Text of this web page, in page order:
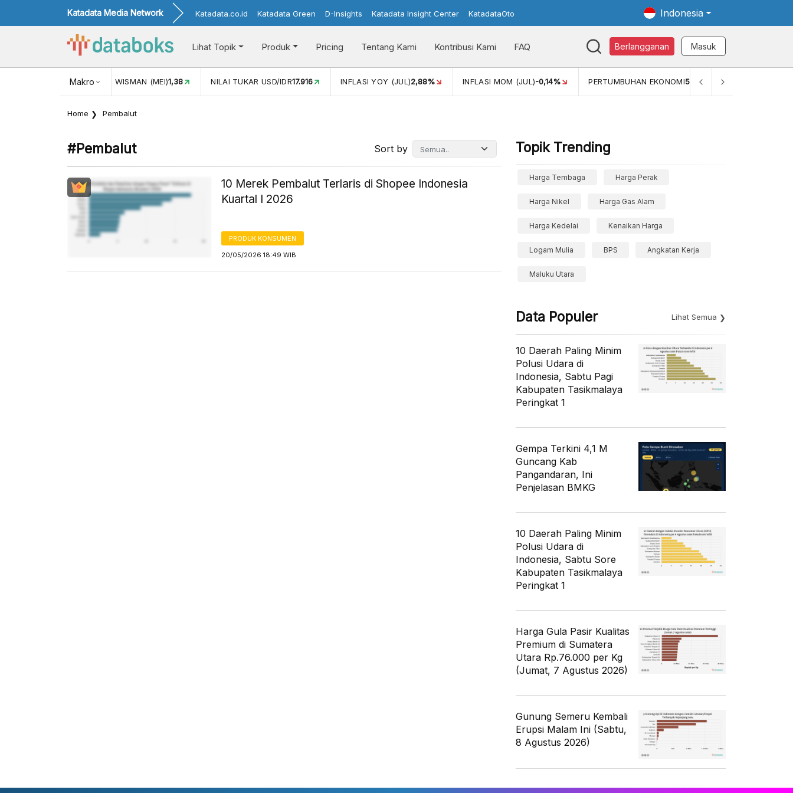
Katadata Media Network Katadata.co.id Katadata Green D-Insights Katadata Insight Center KatadataOto Indonesia
Lihat Topik Produk Pricing Tentang Kami Kontribusi Kami FAQ Berlangganan Masuk
Makro
KUNJUNGAN WISMAN (MEI)1,38 NILAI TUKAR USD/IDR17.916 INFLASI YOY (JUL)2,88% INFLASI MOM (JUL)-0,14% PERTUMBUHAN EKONOMI5,11%
Home Pembalut
#pembalut Sort by
10 Merek Pembalut Terlaris di Shopee Indonesia
Kuartal I 2026
PRODUK KONSUMEN
20/05/2026 18:49 WIB
Topik Trending
Harga Tembaga Harga Perak
Harga Nikel Harga Gas Alam
Harga Kedelai Kenaikan Harga
Logam Mulia BPS Angkatan Kerja
Maluku Utara
Data Populer Lihat Semua
10 Daerah Paling Minim
Polusi Udara di
Indonesia, Sabtu Pagi
Kabupaten Tasikmalaya
Peringkat 1
Gempa Terkini 4,1 M
Guncang Kab
Pangandaran, Ini
Penjelasan BMKG
10 Daerah Paling Minim
Polusi Udara di
Indonesia, Sabtu Sore
Kabupaten Tasikmalaya
Peringkat 1
Harga Gula Pasir Kualitas
Premium di Sumatera
Utara Rp.76.000 per Kg
(Jumat, 7 Agustus 2026)
Gunung Semeru Kembali
Erupsi Malam Ini (Sabtu,
8 Agustus 2026)